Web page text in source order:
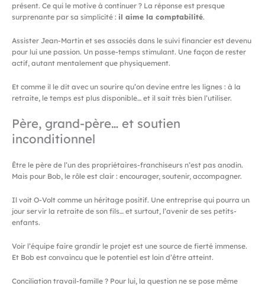
présent. Ce qui le motive à continuer ? La réponse est presque
surprenante par sa simplicité : il aime la comptabilité.
Assister Jean-Martin et ses associés dans le suivi financier est devenu
pour lui une passion. Un passe-temps stimulant. Une façon de rester
actif, autant mentalement que physiquement.
Et comme il le dit avec un sourire qu’on devine entre les lignes : à la
retraite, le temps est plus disponible… et il sait très bien l’utiliser.
Père, grand-père… et soutien
inconditionnel
Être le père de l’un des propriétaires-franchiseurs n’est pas anodin.
Mais pour Bob, le rôle est clair : encourager, soutenir, accompagner.
Il voit O-Volt comme un héritage positif. Une entreprise qui pourra un
jour servir la retraite de son fils… et surtout, l’avenir de ses petits-
enfants.
Voir l’équipe faire grandir le projet est une source de fierté immense.
Et Bob est convaincu que le potentiel est loin d’être atteint.
Conciliation travail-famille ? Pour lui, la question ne se pose même